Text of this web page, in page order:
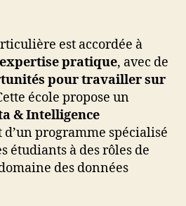
est accordée à
expertise pratique, avec de
pour travailler sur
école propose un
& Intelligence
d’un programme spécialisé
étudiants à des rôles de
des données